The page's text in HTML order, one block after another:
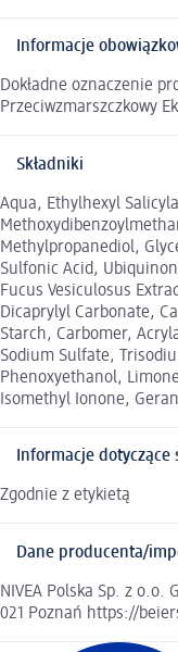
Informacje
Dokładne oznaczenie
Przeciwzmarszczkowy
Składniki
Aqua, Ethylhexyl
Methylpropanediol,
Sulfonic Acid,
Fucus Vesiculosus
Dicaprylyl Carbonate,
Starch, Carbomer,
Sodium Sulfate,
Phenoxyethanol,
Isomethyl Ionone,
Informacje dotyczące
Zgodnie z etykietą
Dane producenta/
NIVEA Polska Sp. z o.o.
021 Poznań https://